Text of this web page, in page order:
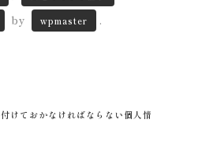
by wpmaster .
けておかなければならない個人情